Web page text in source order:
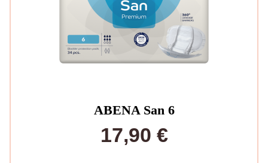
ABENA San 6
17,90 €